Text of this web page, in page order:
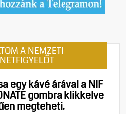
A NEMZETI
egy kávé árával a NIF
gombra klikkelve
megteheti.